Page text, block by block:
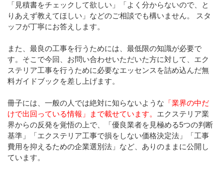
「見積書をチェックして欲しい」「よく分からないので、と
りあえず教えてほしい」などのご相談でも構いません。 スタ
ッフが丁寧にお答えします。
また、最良の工事を行うためには、最低限の知識が必要で
す。そこで今回、お問い合わせいただいた方に対して、エク
ステリア工事を行うために必要なエッセンスを詰め込んだ無
料ガイドブックを差し上げます。
冊子には、一般の人では絶対に知らないような 「業界の中だ
けで出回っている情報」まで載せています。 エクステリア業
界からの反発を覚悟の上で、「優良業者を見極める5つの判断
基準」「エクステリア工事で損をしない価格決定法」「工事
費用を抑えるための企業選別法」など、ありのままに公開し
ています。